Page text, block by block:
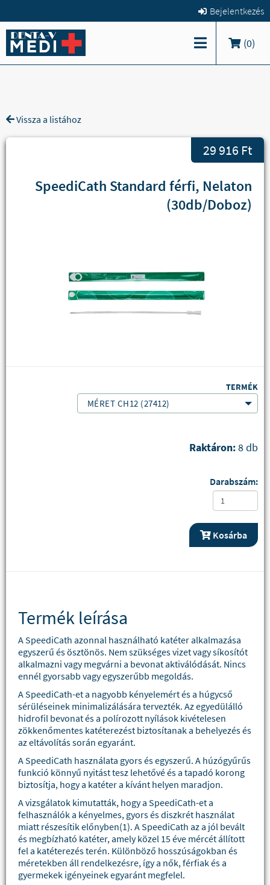
Bejelentkezés
(0)
Vissza a listához
29 916 Ft
SpeediCath Standard férfi, Nelaton
(30db/Doboz)
TERMÉK
MÉRET CH12 (27412)
Raktáron:8 db
Darabszám:
Kosárba
Termék leírása
A SpeediCath azonnal használható katéter alkalmazása
egyszerű és ösztönös. Nem szükséges vizet vagy síkosítót
alkalmazni vagy megvárni a bevonat aktiválódását. Nincs
ennél gyorsabb vagy egyszerűbb megoldás.
A SpeediCath-et a nagyobb kényelemért és a húgycső
sérüléseinek minimalizálására tervezték. Az egyedülálló
hidrofil bevonat és a polírozott nyílások kivételesen
zökkenőmentes katéterezést biztosítanak a behelyezés és
az eltávolítás során egyaránt.
A SpeediCath használata gyors és egyszerű. A húzógyűrűs
funkció könnyű nyitást tesz lehetővé és a tapadó korong
biztosítja, hogy a katéter a kívánt helyen maradjon.
A vizsgálatok kimutatták, hogy a SpeediCath-et a
felhasználók a kényelmes, gyors és diszkrét használat
miatt részesítik előnyben(1). A SpeediCath az a jól bevált
és megbízható katéter, amely közel 15 éve mércét állított
fel a katéterezés terén. Különböző hosszúságokban és
méretekben áll rendelkezésre, így a nők, férfiak és a
gyermekek igényeinek egyaránt megfelel.